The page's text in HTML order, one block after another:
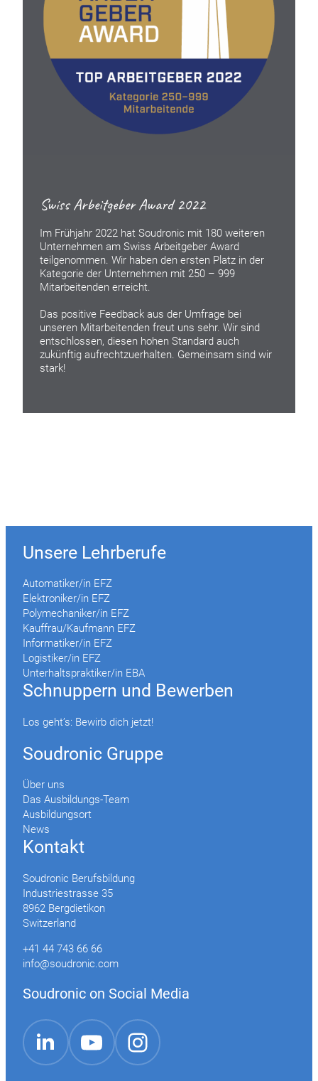
Swiss Arbeitgeber Award 2022
Im Frühjahr 2022 hat Soudronic mit 180 weiteren
Unternehmen am Swiss Arbeitgeber Award
teilgenommen. Wir haben den ersten Platz in der
Kategorie der Unternehmen mit 250 – 999
Mitarbeitenden erreicht.
Das positive Feedback aus der Umfrage bei
unseren Mitarbeitenden freut uns sehr. Wir sind
entschlossen, diesen hohen Standard auch
zukünftig aufrechtzuerhalten. Gemeinsam sind wir
stark!
Unsere Lehrberufe
Automatiker/in EFZ
Elektroniker/in EFZ
Polymechaniker/in EFZ
Kauffrau/Kaufmann EFZ
Informatiker/in EFZ
Logistiker/in EFZ
Unterhaltspraktiker/in EBA
Schnuppern und Bewerben
Los geht’s: Bewirb dich jetzt!
Soudronic Gruppe
Über uns
Das Ausbildungs-Team
Ausbildungsort
News
Kontakt
Soudronic Berufsbildung
Industriestrasse 35
8962 Bergdietikon
Switzerland
+41 44 743 66 66
info@soudronic.com
Soudronic on Social Media
LinkedIn
YouTube Instagram